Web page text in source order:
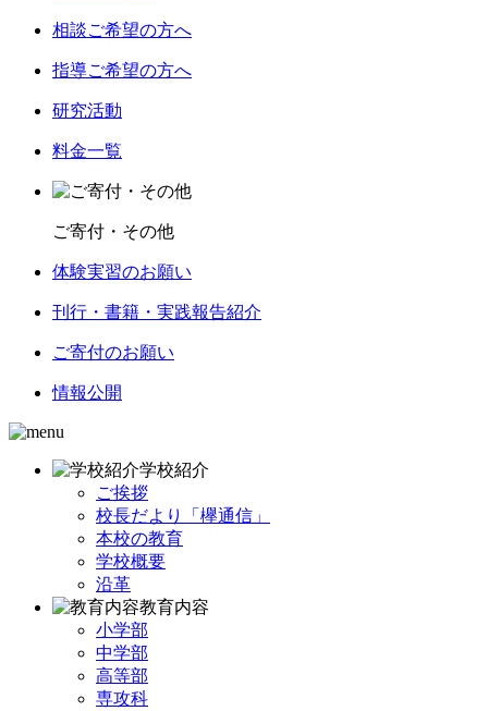
相談ご希望の方へ
指導ご希望の方へ
研究活動
料金一覧
ご寄付・その他
体験実習のお願い
刊行・書籍・実践報告紹介
ご寄付のお願い
情報公開
学校紹介
ご挨拶
校長だより「欅通信」
本校の教育
学校概要
沿革
教育内容
小学部
中学部
高等部
専攻科